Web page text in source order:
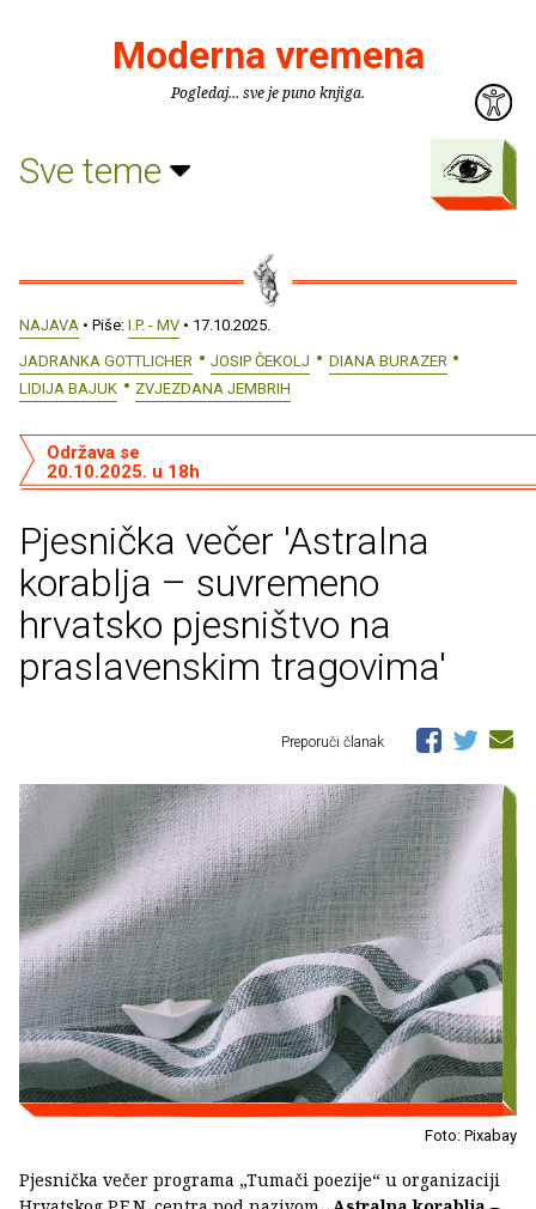
Moderna vremena
Pogledaj... sve je puno knjiga.
Sve teme
NAJAVA • Piše: I.P. - MV • 17.10.2025.
JADRANKA GOTTLICHER
JOSIP ČEKOLJ
DIANA BURAZER
LIDIJA BAJUK
ZVJEZDANA JEMBRIH
Pjesnička večer 'Astralna
korablja – suvremeno
hrvatsko pjesništvo na
praslavenskim tragovima'
Održava se
20.10.2025. u 18h
Preporuči članak
Foto: Pixabay
Pjesnička večer programa „Tumači poezije“ u organizaciji